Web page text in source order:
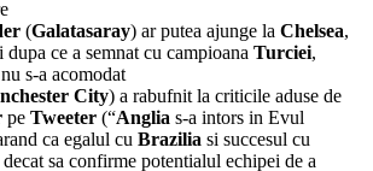
(Galatasaray) ar putea ajunge la Chelsea,
ce a semnat cu campioana Turciei,
s-a acomodat
City) a rabufnit la criticile aduse de
pe Tweeter (“Anglia s-a intors in Evul
ca egalul cu Brazilia si succesul cu
sa confirme potentialul echipei de a